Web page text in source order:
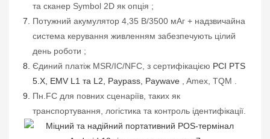
та сканер Symbol 2D як опція ;
Потужний акумулятор 4,35 В/3500 мАг + надзвичайна
система керування живленням забезпечують цілий
день роботи ;
Єдиний платіж MSR/IC/NFC, з сертифікацією PCI PTS
5.X, EMV L1 та L2, Paypass, Paywave
, Amex, TQM
Пн. FC для повних сценаріїв, таких як
транспортування, логістика та контроль ідентифікації.